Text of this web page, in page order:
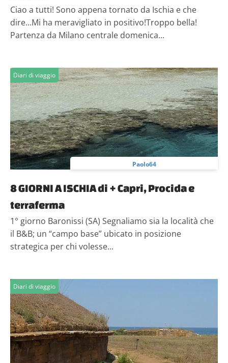
Ciao a tutti! Sono appena tornato da Ischia e che
dire...Mi ha meravigliato in positivo!Troppo bella!
Partenza da Milano centrale domenica...
Diari di viaggio
Paolo64
8 GIORNI A ISCHIA di + Capri, Procida e
terraferma
1° giorno Baronissi (SA) Segnaliamo sia la località che
il B&B; un “campo base” ubicato in posizione
strategica per chi volesse...
Diari di viaggio